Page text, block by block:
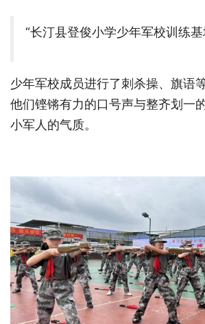
“长汀县登俊小学少年军校训练基
少年军校成员进行了刺杀操、旗语
他们铿锵有力的口号声与整齐划一
小军人的气质。